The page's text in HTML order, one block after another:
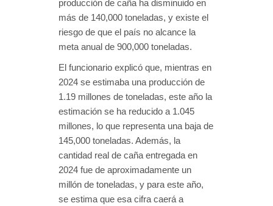
producción de caña ha disminuido en
más de 140,000 toneladas, y existe el
riesgo de que el país no alcance la
meta anual de 900,000 toneladas.
El funcionario explicó que, mientras en
2024 se estimaba una producción de
1.19 millones de toneladas, este año la
estimación se ha reducido a 1.045
millones, lo que representa una baja de
145,000 toneladas. Además, la
cantidad real de caña entregada en
2024 fue de aproximadamente un
millón de toneladas, y para este año,
se estima que esa cifra caerá a